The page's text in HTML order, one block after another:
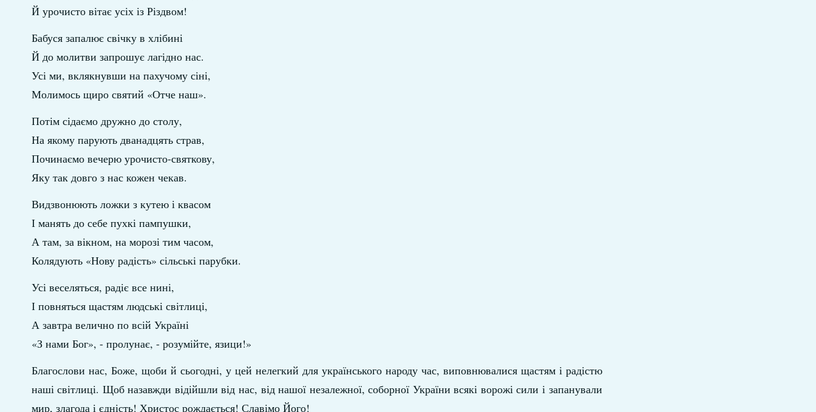
Й урочисто вітає усіх із Різдвом!
Бабуся запалює свічку в хлібині
Й до молитви запрошує лагідно нас.
Усі ми, вклякнувши на пахучому сіні,
Молимось щиро святий «Отче наш».
Потім сідаємо дружно до столу,
На якому парують дванадцять страв,
Починаємо вечерю урочисто-святкову,
Яку так довго з нас кожен чекав.
Видзвонюють ложки з кутею і квасом
І манять до себе пухкі пампушки,
А там, за вікном, на морозі тим часом,
Колядують «Нову радість» сільські парубки.
Усі веселяться, радіє все нині,
І повняться щастям людські світлиці,
А завтра велично по всій Україні
«З нами Бог», - пролунає, - розумійте, язици!»
Благослови нас, Боже, щоби й сьогодні, у цей нелегкий для українського народу час, виповнювалися щастям і радістю
наші світлиці. Щоб назавжди відійшли від нас, від нашої незалежної, соборної України всякі ворожі сили і запанували
мир, злагода і єдність! Христос рождається! Славімо Його!